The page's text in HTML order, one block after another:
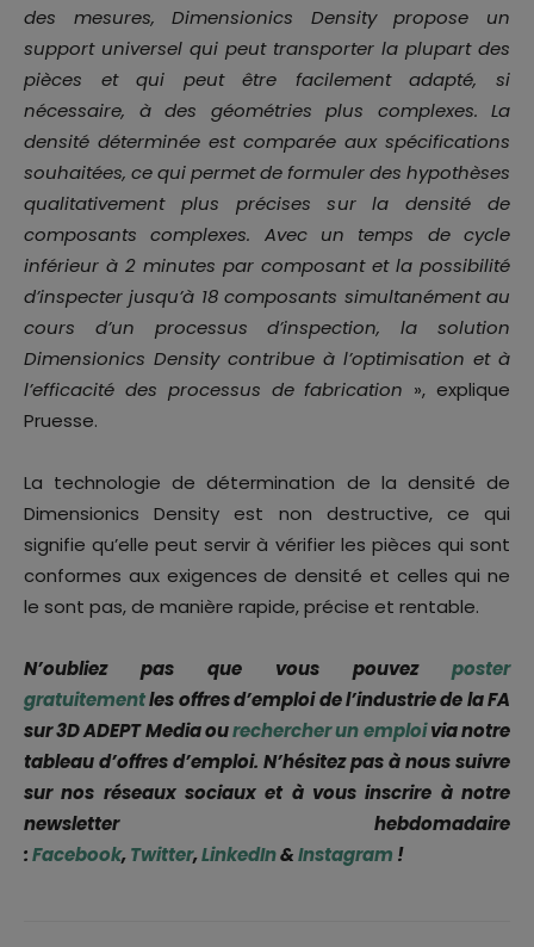
des mesures, Dimensionics Density propose un
support universel qui peut transporter la plupart des
pièces et qui peut être facilement adapté, si
nécessaire, à des géométries plus complexes. La
densité déterminée est comparée aux spécifications
souhaitées, ce qui permet de formuler des hypothèses
qualitativement plus précises sur la densité de
composants complexes. Avec un temps de cycle
inférieur à 2 minutes par composant et la possibilité
d’inspecter jusqu’à 18 composants simultanément au
cours d’un processus d’inspection, la solution
Dimensionics Density contribue à l’optimisation et à
l’efficacité des processus de fabrication », explique
Pruesse.
La technologie de détermination de la densité de
Dimensionics Density est non destructive, ce qui
signifie qu’elle peut servir à vérifier les pièces qui sont
conformes aux exigences de densité et celles qui ne
le sont pas, de manière rapide, précise et rentable.
N’oubliez pas que vous pouvez poster
gratuitementles offres d’emploi de l’industrie de la FA
sur 3D ADEPT Media ourechercher un emploivia notre
tableau d’offres d’emploi. N’hésitez pas à nous suivre
sur nos réseaux sociaux et à vous inscrire à notre
newsletter hebdomadaire
:Facebook,Twitter,LinkedIn&Instagram !